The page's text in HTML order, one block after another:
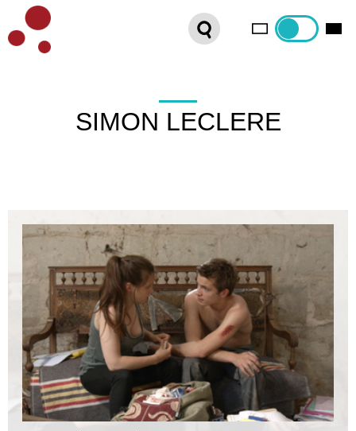
CONTACT
SIMON LECLERE